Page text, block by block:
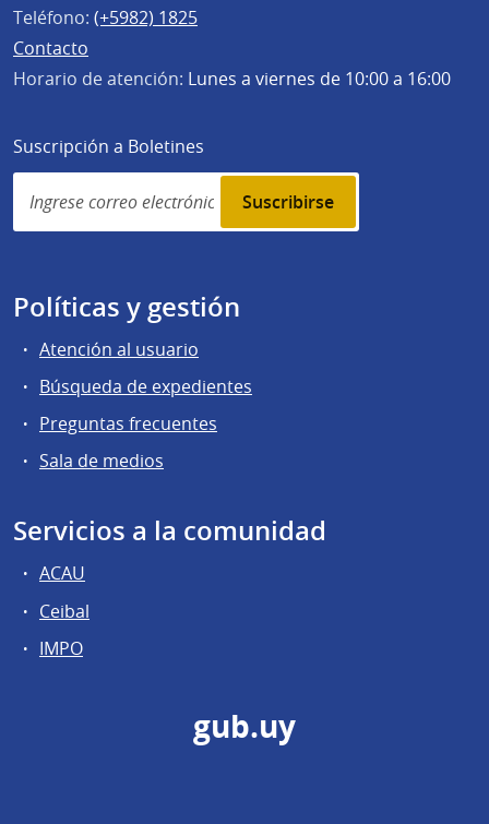
Teléfono: (+5982) 1825
Contacto
Horario de atención: Lunes a viernes de 10:00 a 16:00
Suscripción a Boletines
Simplenews
subscription
Políticas y gestión
Atención al usuario
Búsqueda de expedientes
Preguntas frecuentes
Sala de medios
Servicios a la comunidad
ACAU
Ceibal
IMPO
gub.uy